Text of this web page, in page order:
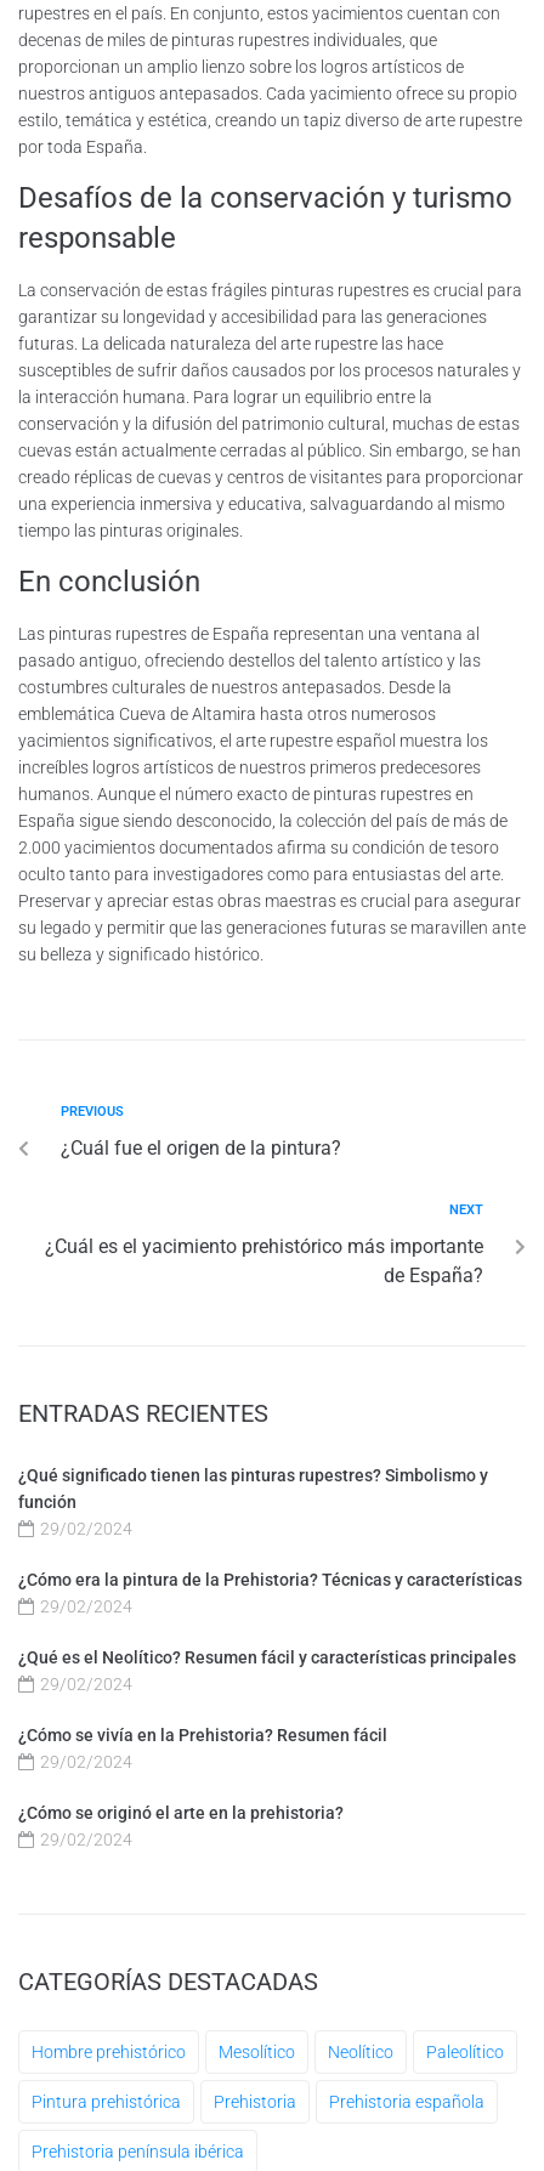
rupestres en el país. En conjunto, estos yacimientos cuentan con
decenas de miles de pinturas rupestres individuales, que
proporcionan un amplio lienzo sobre los logros artísticos de
nuestros antiguos antepasados. Cada yacimiento ofrece su propio
estilo, temática y estética, creando un tapiz diverso de arte rupestre
por toda España.
Desafíos de la conservación y turismo
responsable
La conservación de estas frágiles pinturas rupestres es crucial para
garantizar su longevidad y accesibilidad para las generaciones
futuras. La delicada naturaleza del arte rupestre las hace
susceptibles de sufrir daños causados por los procesos naturales y
la interacción humana. Para lograr un equilibrio entre la
conservación y la difusión del patrimonio cultural, muchas de estas
cuevas están actualmente cerradas al público. Sin embargo, se han
creado réplicas de cuevas y centros de visitantes para proporcionar
una experiencia inmersiva y educativa, salvaguardando al mismo
tiempo las pinturas originales.
En conclusión
Las pinturas rupestres de España representan una ventana al
pasado antiguo, ofreciendo destellos del talento artístico y las
costumbres culturales de nuestros antepasados. Desde la
emblemática Cueva de Altamira hasta otros numerosos
yacimientos significativos, el arte rupestre español muestra los
increíbles logros artísticos de nuestros primeros predecesores
humanos. Aunque el número exacto de pinturas rupestres en
España sigue siendo desconocido, la colección del país de más de
2.000 yacimientos documentados afirma su condición de tesoro
oculto tanto para investigadores como para entusiastas del arte.
Preservar y apreciar estas obras maestras es crucial para asegurar
su legado y permitir que las generaciones futuras se maravillen ante
su belleza y significado histórico.
PREVIOUS
¿Cuál fue el origen de la pintura?
NEXT
¿Cuál es el yacimiento prehistórico más importante
de España?
ENTRADAS RECIENTES
¿Qué significado tienen las pinturas rupestres? Simbolismo y
función
29/02/2024
¿Cómo era la pintura de la Prehistoria? Técnicas y características
29/02/2024
¿Qué es el Neolítico? Resumen fácil y características principales
29/02/2024
¿Cómo se vivía en la Prehistoria? Resumen fácil
29/02/2024
¿Cómo se originó el arte en la prehistoria?
29/02/2024
CATEGORÍAS DESTACADAS
Hombre prehistórico Mesolítico Neolítico Paleolítico
Pintura prehistórica Prehistoria Prehistoria española
Prehistoria península ibérica